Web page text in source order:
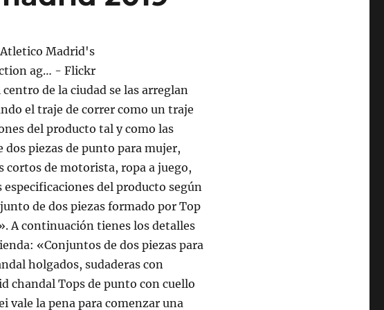
de la ciudad se las arreglan
el traje de correr como un traje
del producto tal y como las
piezas de punto para mujer,
de motorista, ropa a juego,
del producto según
de dos piezas formado por Top
A continuación tienes los detalles
«Conjuntos de dos piezas para
holgados, sudaderas con
chandal Tops de punto con cuello
vale la pena para comenzar una